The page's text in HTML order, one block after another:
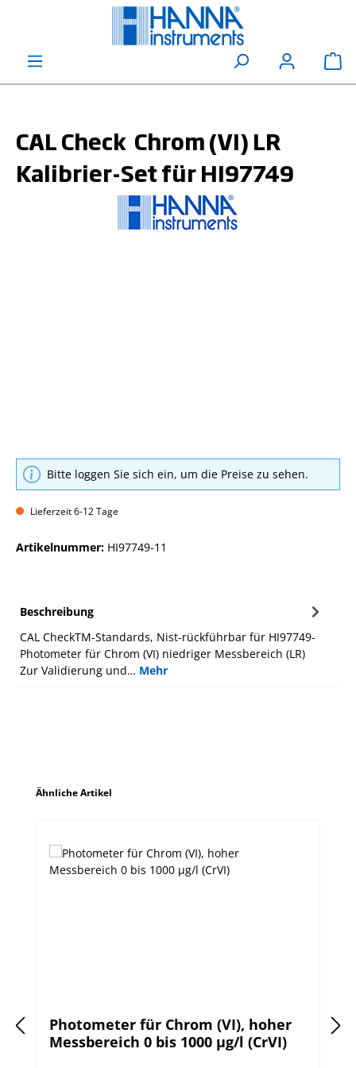
CAL Check  Chrom (VI) LR
Kalibrier-Set für HI97749
Bitte loggen Sie sich ein, um die Preise zu sehen.
Lieferzeit 6-12 Tage
Artikelnummer: HI97749-11
Beschreibung
CAL CheckTM-Standards, Nist-rückführbar für HI97749-
Photometer für Chrom (VI) niedriger Messbereich (LR)
Zur Validierung und… Mehr
Produktgalerie überspringen
Ähnliche Artikel
Photometer für Chrom (VI), hoher
Messbereich 0 bis 1000 µg/l (CrVI)